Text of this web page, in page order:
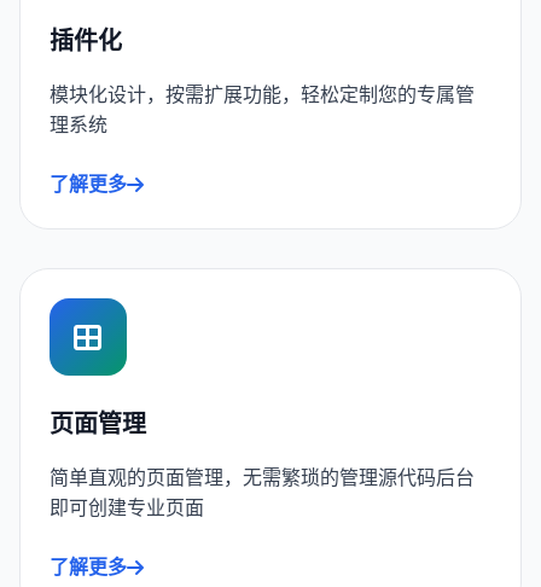
插件化
模块化设计，按需扩展功能，轻松定制您的专属管
理系统
了解更多
页面管理
简单直观的页面管理，无需繁琐的管理源代码后台
即可创建专业页面
了解更多